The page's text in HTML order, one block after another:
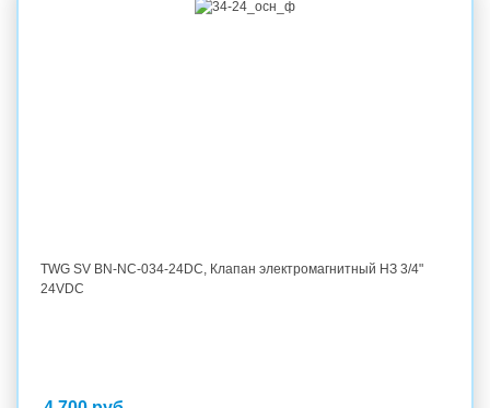
TWG SV BN-NC-034-24DC, Клапан электромагнитный НЗ 3/4"
24VDC